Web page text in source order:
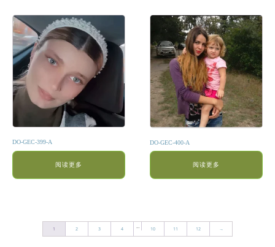
DO-GEC-399-A
阅读更多
DO-GEC-400-A
阅读更多
1 2 3 4 … 10 11 12 →